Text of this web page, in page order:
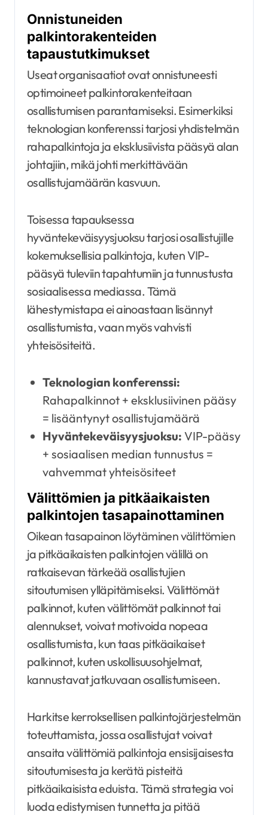
Onnistuneiden
palkintorakenteiden
tapaustutkimukset
Useat organisaatiot ovat onnistuneesti
optimoineet palkintorakenteitaan
osallistumisen parantamiseksi. Esimerkiksi
teknologian konferenssi tarjosi yhdistelmän
rahapalkintoja ja eksklusiivista pääsyä alan
johtajiin, mikä johti merkittävään
osallistujamäärän kasvuun.
Toisessa tapauksessa
hyväntekeväisyysjuoksu tarjosi osallistujille
kokemuksellisia palkintoja, kuten VIP-
pääsyä tuleviin tapahtumiin ja tunnustusta
sosiaalisessa mediassa. Tämä
lähestymistapa ei ainoastaan lisännyt
osallistumista, vaan myös vahvisti
yhteisösiteitä.
Teknologian konferenssi:
Rahapalkinnot + eksklusiivinen pääsy
= lisääntynyt osallistujamäärä
Hyväntekeväisyysjuoksu: VIP-pääsy
+ sosiaalisen median tunnustus =
vahvemmat yhteisösiteet
Välittömien ja pitkäaikaisten
palkintojen tasapainottaminen
Oikean tasapainon löytäminen välittömien
ja pitkäaikaisten palkintojen välillä on
ratkaisevan tärkeää osallistujien
sitoutumisen ylläpitämiseksi. Välittömät
palkinnot, kuten välittömät palkinnot tai
alennukset, voivat motivoida nopeaa
osallistumista, kun taas pitkäaikaiset
palkinnot, kuten uskollisuusohjelmat,
kannustavat jatkuvaan osallistumiseen.
Harkitse kerroksellisen palkintojärjestelmän
toteuttamista, jossa osallistujat voivat
ansaita välittömiä palkintoja ensisijaisesta
sitoutumisesta ja kerätä pisteitä
pitkäaikaisista eduista. Tämä strategia voi
luoda edistymisen tunnetta ja pitää